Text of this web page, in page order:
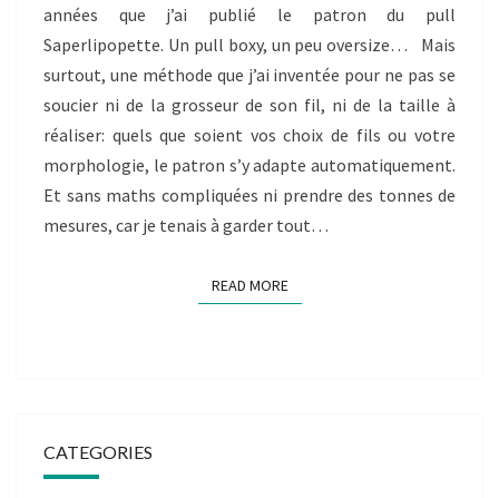
SAPERLIPOPETTE!
années que j’ai publié le patron du pull
Saperlipopette. Un pull boxy, un peu oversize… Mais
surtout, une méthode que j’ai inventée pour ne pas se
soucier ni de la grosseur de son fil, ni de la taille à
réaliser: quels que soient vos choix de fils ou votre
morphologie, le patron s’y adapte automatiquement.
Et sans maths compliquées ni prendre des tonnes de
mesures, car je tenais à garder tout…
READ MOREREAD MORE
CATEGORIES